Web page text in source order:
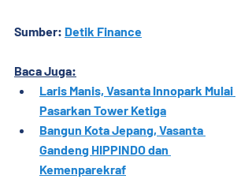
Sumber: Detik Finance
Baca Juga:
Laris Manis, Vasanta Innopark Mulai
Pasarkan Tower Ketiga
Bangun Kota Jepang, Vasanta
Gandeng HIPPINDO dan
Kemenparekraf